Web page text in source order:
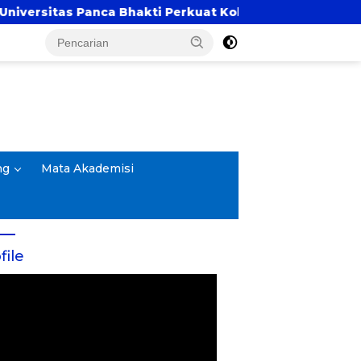
Perkuat Kolaborasi Akademik Lewat Program PKM
Mata Akademisi